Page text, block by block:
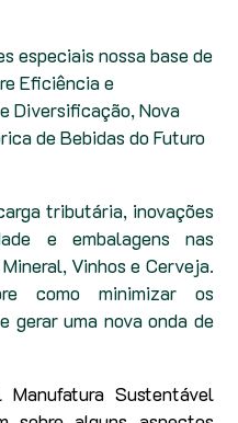
especiais nossa base de
Eficiência e
Diversificação, Nova
de Bebidas do Futuro
tributária, inovações
e embalagens nas
Vinhos e Cerveja.
como minimizar os
gerar uma nova onda de
Sustentável